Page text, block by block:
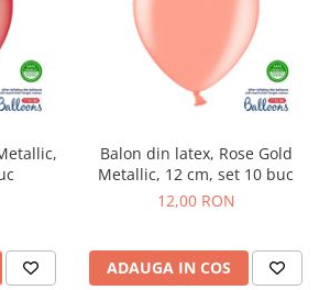
Balon din latex, Rose Gold
Metallic, 12 cm, set 10 buc
12,00 RON
ADAUGA IN COS